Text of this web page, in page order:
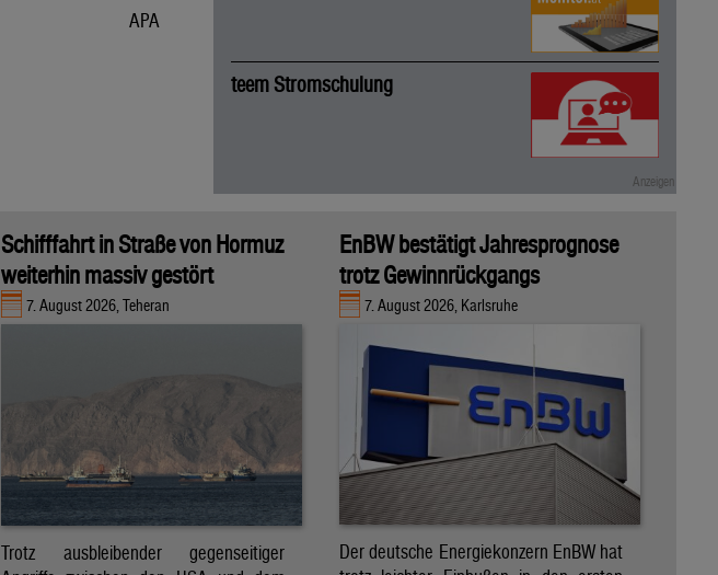
APA
teem Stromschulung
Schifffahrt in Straße von Hormuz
weiterhin massiv gestört
7. August 2026, Teheran
Trotz ausbleibender gegenseitiger
EnBW bestätigt Jahresprognose
trotz Gewinnrückgangs
7. August 2026, Karlsruhe
Der deutsche Energiekonzern EnBW hat